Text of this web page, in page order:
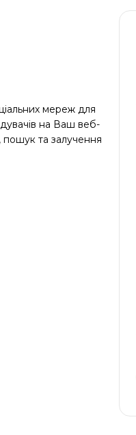
мереж для
на Ваш веб-
пошук та залучення